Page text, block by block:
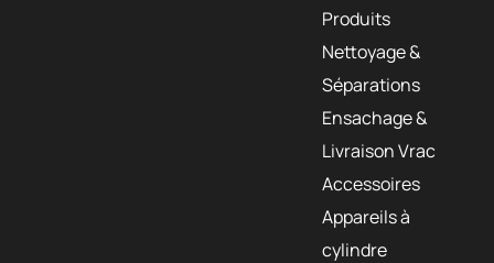
Produits
Nettoyage &
Séparations
Ensachage &
Livraison Vrac
Accessoires
Appareils à
cylindre